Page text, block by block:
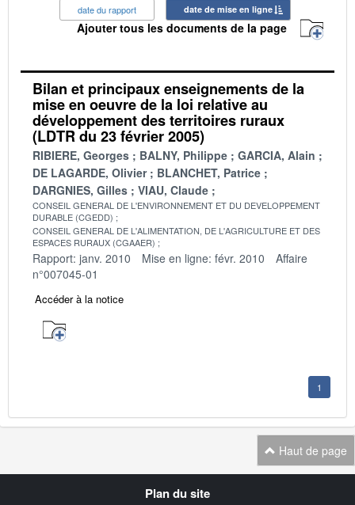
date du rapport date de mise en ligne
Ajouter tous les documents de la page
Bilan et principaux enseignements de la
mise en oeuvre de la loi relative au
développement des territoires ruraux
(LDTR du 23 février 2005)
RIBIERE, Georges BALNY, Philippe
GARCIA, Alain
DE LAGARDE, Olivier
BLANCHET, Patrice
DARGNIES, Gilles
VIAU, Claude
CONSEIL GENERAL DE L'ENVIRONNEMENT ET DU DEVELOPPEMENT
DURABLE (CGEDD)
CONSEIL GENERAL DE L'ALIMENTATION, DE L'AGRICULTURE ET DES
ESPACES RURAUX (CGAAER)
Rapport: janv. 2010 Mise en ligne: févr. 2010
Affaire
n°007045-01
Accéder à la notice
1
Haut de page
Plan du site